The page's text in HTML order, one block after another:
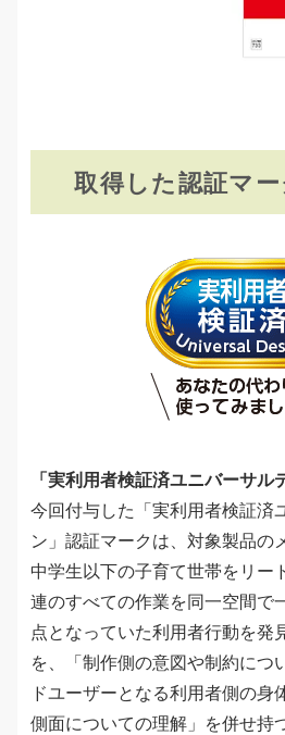
取得した認証マ
「実利用者検証済ユニバーサル
今回付与した「実利用者検証済
ン」認証マークは、対象製品の
中学生以下の子育て世帯をリー
連のすべての作業を同一空間で
点となっていた利用者行動を発
を、「制作側の意図や制約につ
ドユーザーとなる利用者側の身
側面についての理解」を併せ持